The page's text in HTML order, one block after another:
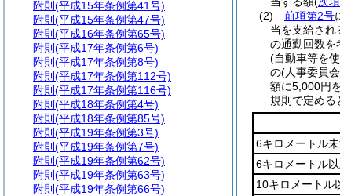
(2)
前項第2号
当を支給され
の通勤回数を
(自動車等を
の(人事委員
額に5,000円
規則で定める
6キロメートル
6キロメートル
10キロメートル
附則 (平成15年条例第41号)
附則 (平成15年条例第47号)
附則 (平成16年条例第65号)
附則 (平成17年条例第6号)
附則 (平成17年条例第8号)
附則 (平成17年条例第112号)
附則 (平成17年条例第116号)
附則 (平成18年条例第4号)
附則 (平成18年条例第85号)
附則 (平成19年条例第3号)
附則 (平成19年条例第7号)
附則 (平成19年条例第62号)
附則 (平成19年条例第63号)
附則 (平成19年条例第66号)